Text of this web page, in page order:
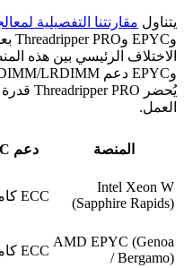
يتناول مقارنتنا التفصيلية
العمل.
المنصة دعم ECC
Intel Xeon W
(Sapphire Rapids)
ECC كامل
AMD EPYC (Genoa
/ Bergamo)
ECC كامل